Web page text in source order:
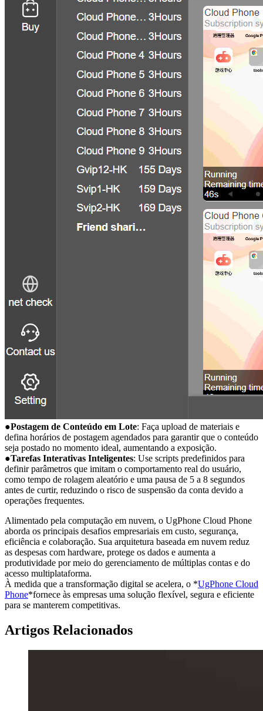
●Postagem de Conteúdo em Lote: Faça upload de materiais e
defina horários de postagem agendados para garantir que o conteúdo
seja postado no momento ideal, aumentando a exposição.
●Tarefas Interativas Inteligentes: Use scripts predefinidos para
definir parâmetros que imitam o comportamento real do usuário,
como tempo de rolagem aleatório e uma pausa de 5 a 8 segundos
antes de curtir, reduzindo o risco de suspensão da conta devido a
operações frequentes.
Alimentado pela computação em nuvem, o UgPhone Cloud Phone
aborda os principais desafios empresariais em custo, segurança,
eficiência e colaboração. Sua arquitetura baseada em nuvem reduz
as despesas com hardware, protege os dados e aumenta a
produtividade por meio do gerenciamento de múltiplas contas e do
acesso multiplataforma.
À medida que a transformação digital se acelera, o *UgPhone Cloud
Phone*fornece às empresas uma solução flexível, segura e eficiente
para se manterem competitivas.
Artigos Relacionados